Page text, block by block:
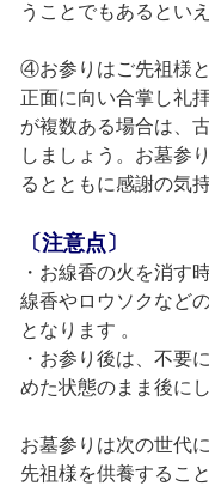
うことでもあるといえ
④お参りはご先祖様
正面に向い合掌し礼
が複数ある場合は、
しましょう。お墓参
るとともに感謝の気
〔注意点〕
・お線香の火を消す
線香やロウソクなど
となります 。
・お参り後は、不要
めた状態のまま後に
お墓参りは次の世代
先祖様を供養するこ